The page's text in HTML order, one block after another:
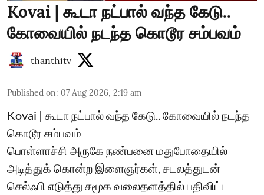
Kovai | கூடா நட்பால் வந்த கேடு..
கோவையில் நடந்த கொடூர சம்பவம்
thanthitv
Published on: 07 Aug 2026, 2:19 am
Kovai | கூடா நட்பால் வந்த கேடு.. கோவையில் நடந்த
கொடூர சம்பவம்
பொள்ளாச்சி அருகே நண்பனை மதுபோதையில்
அடித்துக் கொன்ற இளைஞர்கள், சடலத்துடன்
செல்ஃபி எடுத்து சமூக வலைதளத்தில் பதிவிட்ட